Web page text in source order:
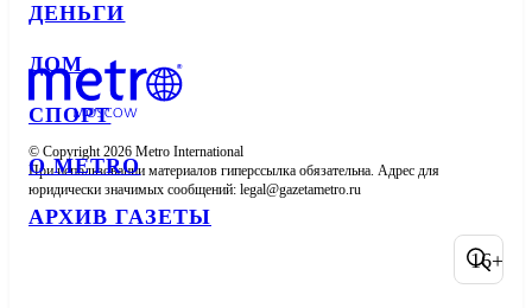
ДЕНЬГИ
ДОМ
СПОРТ
О METRO
АРХИВ ГАЗЕТЫ
© Copyright 2026 Metro International
При использовании материалов гиперссылка обязательна. Адрес для
юридически значимых сообщений:
16+